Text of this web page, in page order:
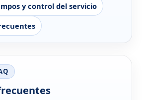
y control del servicio